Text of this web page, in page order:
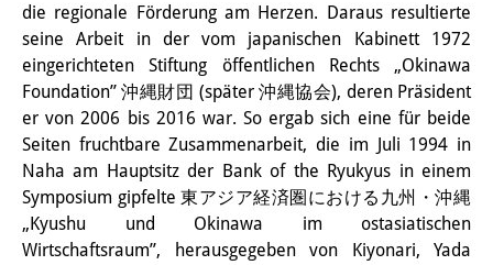
Medienkontakt
die regionale Förderung am Herzen. Daraus resultierte
seine Arbeit in der vom japanischen Kabinett 1972
eingerichteten Stiftung öffentlichen Rechts „Okinawa
Foundation” 沖縄財団 (später 沖縄協会), deren Präsident
er von 2006 bis 2016 war. So ergab sich eine für beide
Seiten fruchtbare Zusammenarbeit, die im Juli 1994 in
Naha am Hauptsitz der Bank of the Ryukyus in einem
Symposium gipfelte 東アジア経済圏における九州・沖縄
„Kyushu und Okinawa im ostasiatischen
Wirtschaftsraum”, herausgegeben von Kiyonari, Yada